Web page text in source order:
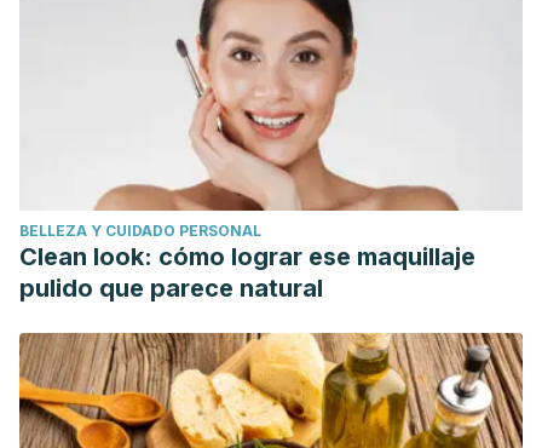
BELLEZA Y CUIDADO PERSONAL
Clean look: cómo lograr ese maquillaje
pulido que parece natural